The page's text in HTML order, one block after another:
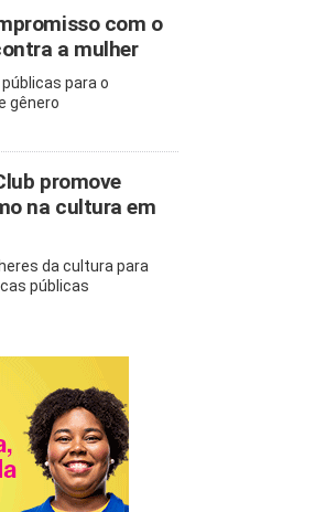
com o
a mulher
para o
gênero
promove
na cultura em
da cultura para
públicas